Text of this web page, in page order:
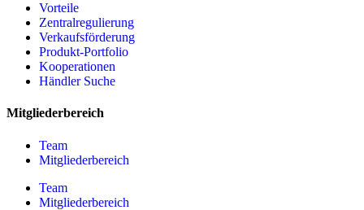
Vorteile
Zentralregulierung
Verkaufsförderung
Produkt-Portfolio
Kooperationen
Händler Suche
Mitgliederbereich
Team
Mitgliederbereich
Team
Mitgliederbereich